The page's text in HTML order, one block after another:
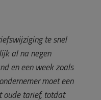
te snel
al na negen
en een week zoals
moet een
oude tarief, totdat